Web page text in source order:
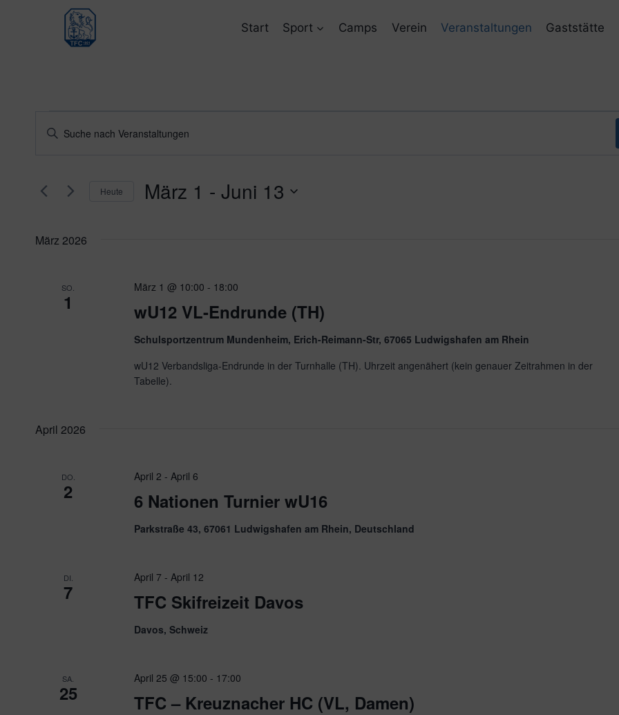
Start Sport Camps Verein Veranstaltungen Gaststätte
Veranstaltungen
Veranstaltungen
und
Navigation
Bitte
Suche
Schlüsselwort.
Heute März 1 - Juni 13
März 2026
SO.
1 wU12 VL-Endrunde (TH)
März 1 @ 10:00 - 18:00
Schulsportzentrum Mundenheim, Erich-Reimann-Str, 67065 Ludwigshafen am Rhein
wU12 Verbandsliga-Endrunde in der Turnhalle (TH). Uhrzeit angenähert (kein genauer Zeitrahmen in der
Tabelle).
April 2026
DO.
2 6 Nationen Turnier wU16
April 2 -April 6
Parkstraße 43, 67061 Ludwigshafen am Rhein, Deutschland
DI.
7 TFC Skifreizeit Davos
April 7 -April 12
Davos, Schweiz
SA.
25 TFC – Kreuznacher HC (VL, Damen)
April 25 @ 15:00 - 17:00